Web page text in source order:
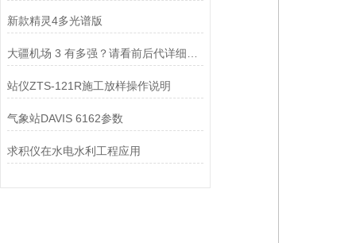
新款精灵4多光谱版
站仪ZTS-121R施工放样操作说明
气象站DAVIS 6162参数
求积仪在水电水利工程应用